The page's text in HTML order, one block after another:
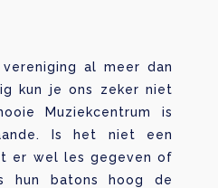
al meer dan
kun je ons zeker niet
Muziekcentrum is
Is het niet een
er wel les gegeven of
hun batons hoog de